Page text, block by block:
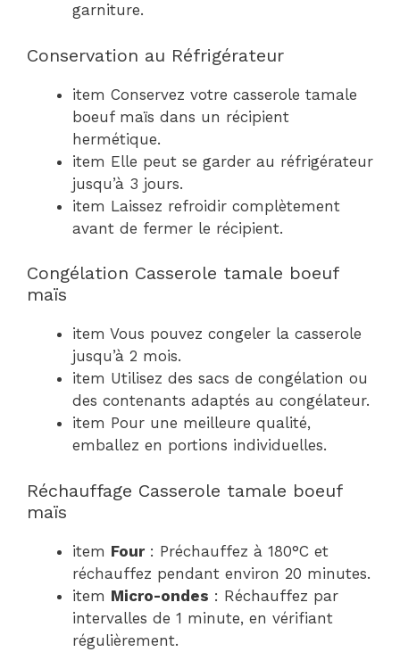
garniture.
Conservation au Réfrigérateur
item Conservez votre casserole tamale
boeuf maïs dans un récipient
hermétique.
item Elle peut se garder au réfrigérateur
jusqu’à 3 jours.
item Laissez refroidir complètement
avant de fermer le récipient.
Congélation Casserole tamale boeuf
maïs
item Vous pouvez congeler la casserole
jusqu’à 2 mois.
item Utilisez des sacs de congélation ou
des contenants adaptés au congélateur.
item Pour une meilleure qualité,
emballez en portions individuelles.
Réchauffage Casserole tamale boeuf
maïs
item Four: Préchauffez à 180°C et
réchauffez pendant environ 20 minutes.
item Micro-ondes : Réchauffez par
intervalles de 1 minute, en vérifiant
régulièrement.